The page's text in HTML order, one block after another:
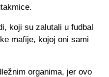
koji su zalutali u fudbal
mafije, kojoj oni sami
organima, jer ovo